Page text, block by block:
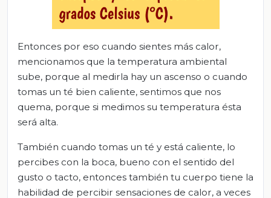
Entonces por eso cuando sientes más calor,
mencionamos que la temperatura ambiental
sube, porque al medirla hay un ascenso o cuando
tomas un té bien caliente, sentimos que nos
quema, porque si medimos su temperatura ésta
será alta.
También cuando tomas un té y está caliente, lo
percibes con la boca, bueno con el sentido del
gusto o tacto, entonces también tu cuerpo tiene la
habilidad de percibir sensaciones de calor, a veces